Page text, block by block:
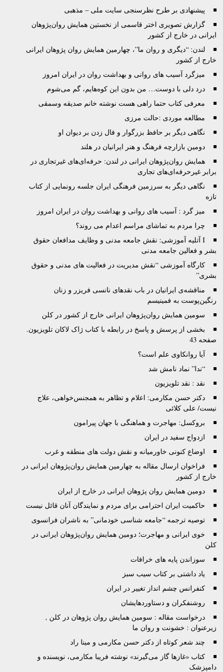
پیشنهادی بر طرح نظرسنجی سایت ملی – مذهبی
گزارش تصويری اختر قاسمی از نخستين همايش روان‌پژوهان
ايرانی در خارج از کشور
لندن: “دیگری و روان ما”، چهارمین همایش روان پژوهان ایرانی
خارج از کشور
ميزگرد آسيب های روانی و بهداشت روان در ايران امروز
درد دلی با دوست… من بدون اين کوه‌هايم، گم می‌شوم
معرفی کتاب حتما راهی هست نوشته خانم صدیقه وسمقی
مطالعه موردی :حالت مرزی
نگاهی دیگر بر حافظ بزرگوار و فال زدن بر دیوان او
دومین بازارچه فرهنگ و هنر ایرانیان در هلند
همایش روان‌پژوهان ایرانی در لندن: حرفه‌ای‌های غیرتجاری در
برابر غیرحرفه‌ای‌های تجاری
نگاهی دیگر به سرزمین فرهنگی ایران جلسه رونمایی از کتاب
تازه
میز گرد : آسیب های روانی و بهداشت روان در ایران امروز
چرا مردم به تماشای مراسم اعدام می روند؟
I آتليه آموزشى: نقش جامعه مدنى و وظايف مدافعان حقوق
بشر و فعالين جامعه مدنى
کارگاه آموزشی “نقش مدیریت در فعالیت های مدنی و حقوق
بشری”
مناقشه‌ی ایرانیان در باب نقدهای نانسی فریزر و زنان
رنگین‌پوست به فمینیسم
سومین همایش روان‌پژوهان ایرانی خارج از کشور در کلن
بخشی از پرسش و پاسخ در رابطه با کتاب ژاک لاکان تلویزیون.
صفحه 43
آیا روانکاوی علم است؟
“ندا” نماد نامش شد
نقد : نقد تلويزيون
دکتر حسن مکارمی: اعلام و تظاهر به همجنس‌خواهی، علاج
نیست/ علی کلائی
بروکسل: مهاجرت و هماهنگی با جهان پیرامون
ازدواج سفید در ایران
اوضاع کنونی خاورمیانه و نقش دولت های منطقه و غرب
فراخوان ارسال مقاله به چهارمین همایش روان‌پژوهان ایرانی در
خارج از کشور
دومین همایش روان پژوهان ایرانی در خارج از ایران
حاکمیت ایران احترامی برای مردم و نمایندگان آنان قائل نیست
توصيه ترجمه “جامعه شناسی خودمانی” به ناشران فرانسوی
خوی ایرانی و مهاجرت؛ دومین همایش روان‌پژوهان ایرانی در
کلن
سوزاندن پایه های خرافات
یاد داشتی بر کتاب سیب سبز
کنفرانس چشم انداز تغییر در ایران
روشنفکران و دستاوردهایشان
درخواست مقاله : سومین همایش روان پژوهان در کلن ,
زیرعنوان : خشونت و روان ما
چند شعر کوتاه از دکتر حسن مکارمی و مینا راد
کتاب «غازها گاز می‌گيرند» نوشته فريبا مکارمی، نویسنده و
دامپزشک